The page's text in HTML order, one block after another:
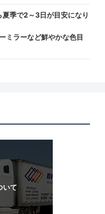
季で2～3日が目安になり
ミラーなど鮮やかな色目